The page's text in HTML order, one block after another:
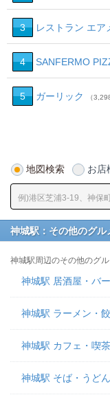
3 レストラン エア
4 SANFERMO
5 ガーリック （
地図検索 お店
神城駅：その他のグル
神城駅周辺のその他のグ
神城駅 居酒屋・バ
神城駅 ラーメン・
神城駅 カフェ・喫
神城駅 そば・うどん